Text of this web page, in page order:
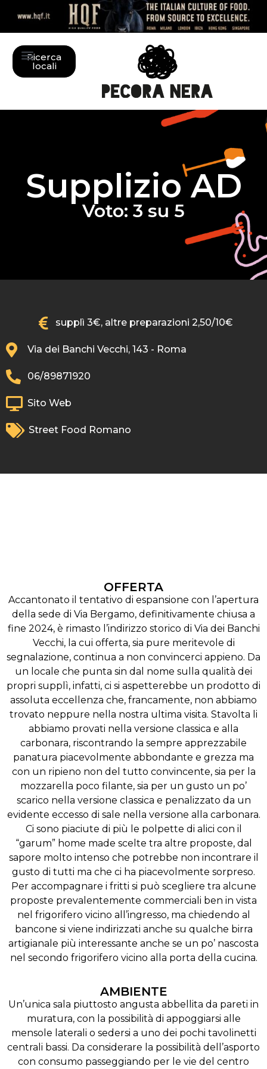
Ricerca
locali
Supplizio AD
Voto: 3 su 5
supplì 3€, altre preparazioni 2,50/10€
Via dei Banchi Vecchi, 143 - Roma
06/89871920
Sito Web
Street Food Romano
OFFERTA
Accantonato il tentativo di espansione con l’apertura
della sede di Via Bergamo, definitivamente chiusa a
fine 2024, è rimasto l’indirizzo storico di Via dei Banchi
Vecchi, la cui offerta, sia pure meritevole di
segnalazione, continua a non convincerci appieno. Da
un locale che punta sin dal nome sulla qualità dei
propri supplì, infatti, ci si aspetterebbe un prodotto di
assoluta eccellenza che, francamente, non abbiamo
trovato neppure nella nostra ultima visita. Stavolta li
abbiamo provati nella versione classica e alla
carbonara, riscontrando la sempre apprezzabile
panatura piacevolmente abbondante e grezza ma
con un ripieno non del tutto convincente, sia per la
mozzarella poco filante, sia per un gusto un po’
scarico nella versione classica e penalizzato da un
evidente eccesso di sale nella versione alla carbonara.
Ci sono piaciute di più le polpette di alici con il
“garum” home made scelte tra altre proposte, dal
sapore molto intenso che potrebbe non incontrare il
gusto di tutti ma che ci ha piacevolmente sorpreso.
Per accompagnare i fritti si può scegliere tra alcune
proposte prevalentemente commerciali ben in vista
nel frigorifero vicino all’ingresso, ma chiedendo al
bancone si viene indirizzati anche su qualche birra
artigianale più interessante anche se un po’ nascosta
nel secondo frigorifero vicino alla porta della cucina.
AMBIENTE
Un’unica sala piuttosto angusta abbellita da pareti in
muratura, con la possibilità di appoggiarsi alle
mensole laterali o sedersi a uno dei pochi tavolinetti
centrali bassi. Da considerare la possibilità dell’asporto
con consumo passeggiando per le vie del centro